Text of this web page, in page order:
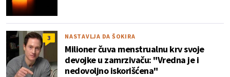
3 NASTAVLJA DA ŠOKIRA
Milioner čuva menstrualnu krv svoje
devojke u zamrzivaču: "Vredna je i
nedovoljno iskorišćena"